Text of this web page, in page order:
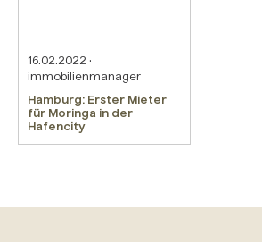
16.02.2022 ·
immobilienmanager
Hamburg: Erster Mieter
für Moringa in der
Hafencity